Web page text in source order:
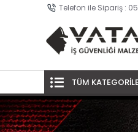
Telefon ile Sipariş :
TÜM